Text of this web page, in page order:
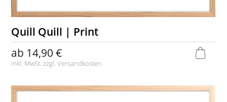
Quill Quill | Print
ab 14,90 €
inkl. MwSt. zzgl.Versandkosten